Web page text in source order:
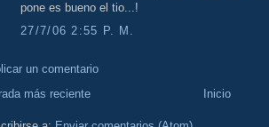
pone es bueno el tio...!
27/7/06 2:55 P. M.
un comentario
más reciente
Inicio